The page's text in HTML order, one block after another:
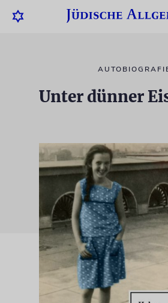
Unter dünner